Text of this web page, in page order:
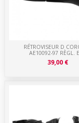
RÉTROVISEUR D
AE10092-97 RÈGL.
39,00 €